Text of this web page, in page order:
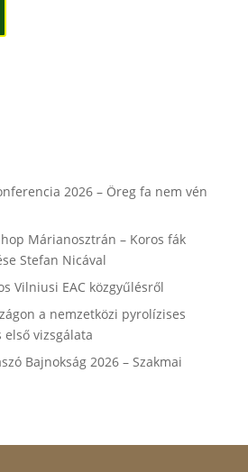
2026 – Öreg fa nem vén
Márianosztrán – Koros fák
Stefan Nicával
Vilniusi EAC közgyűlésről
a nemzetközi pyrolízises
vizsgálata
Bajnokság 2026 – Szakmai